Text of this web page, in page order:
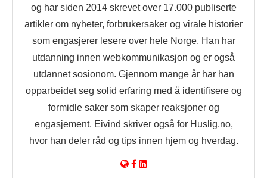
og har siden 2014 skrevet over 17.000 publiserte
artikler om nyheter, forbrukersaker og virale historier
som engasjerer lesere over hele Norge. Han har
utdanning innen webkommunikasjon og er også
utdannet sosionom. Gjennom mange år har han
opparbeidet seg solid erfaring med å identifisere og
formidle saker som skaper reaksjoner og
engasjement. Eivind skriver også for Huslig.no,
hvor han deler råd og tips innen hjem og hverdag.